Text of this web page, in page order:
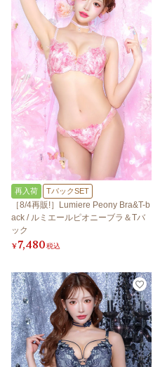
再入荷 TバックSET
［8/4再販!］Lumiere Peony Bra&T-b
ack / ルミエールピオニーブラ＆Tバ
ック
¥7,480税込